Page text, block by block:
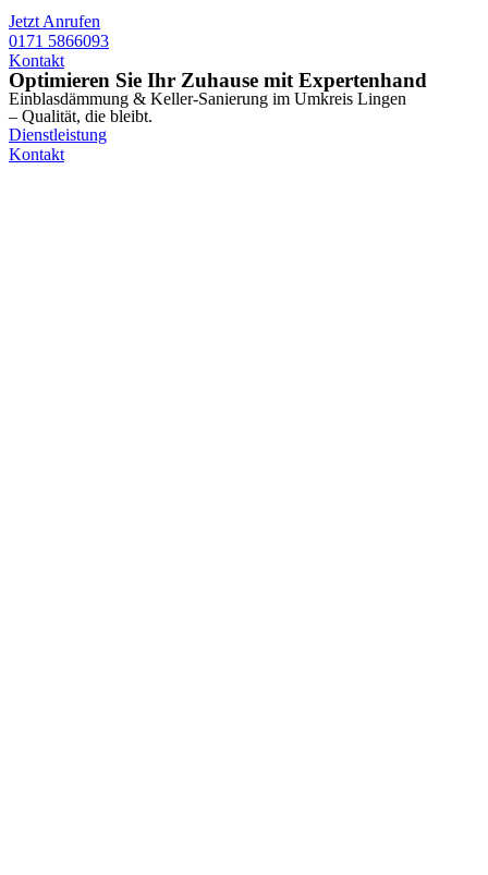
Jetzt Anrufen
0171 5866093
Kontakt
Optimieren Sie Ihr Zuhause mit Expertenhand
Einblasdämmung & Keller-Sanierung im Umkreis Lingen
– Qualität, die bleibt.
Dienstleistung
Kontakt